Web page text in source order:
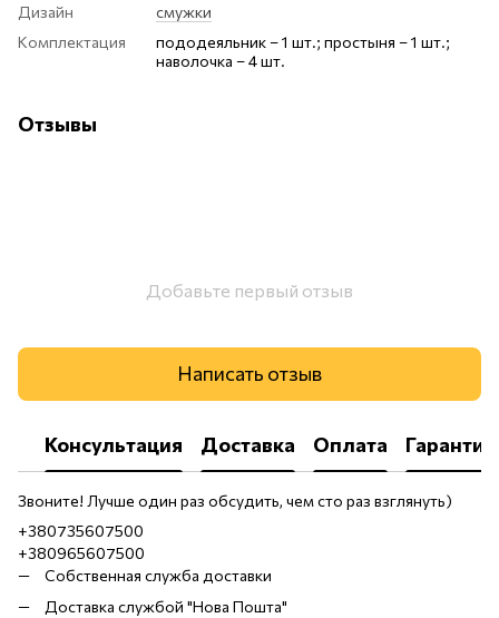
Дизайн
смужки
Комплектация
пододеяльник – 1 шт.; простыня – 1 шт.;
наволочка – 4 шт.
Отзывы
Добавьте первый отзыв
Написать отзыв
Консультация Доставка Оплата Гарантия
Звоните! Лучше один раз обсудить, чем сто раз взглянуть)
+380735607500
+380965607500
Собственная служба доставки
Доставка службой "Нова Пошта"